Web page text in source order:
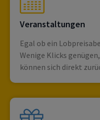
Veranstaltungen
Egal ob ein
Wenige Klicks
können sich direkt